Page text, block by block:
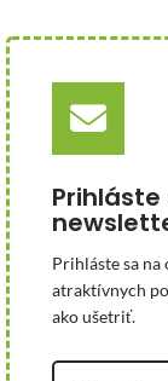
Prihláste sa
atraktívnych
ako ušetriť.